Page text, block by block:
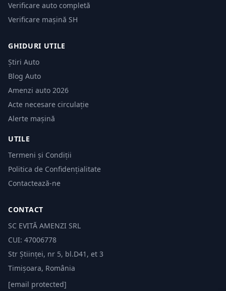
Verificare auto completă
Verificare mașină SH
GHIDURI UTILE
Știri Auto
Blog Auto
Amenzi auto 2026
Acte necesare circulație
Alerte mașină
UTILE
Termeni și Condiții
Politica de Confidențialitate
Contactează-ne
CONTACT
SC EVITĂ AMENZI SRL
CUI: 47006778
Str Științei, nr 5, bl.D41, et 3
Timișoara, România
[email protected]